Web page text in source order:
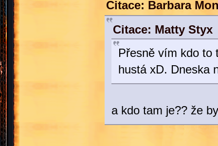
Citace: Barbara
Citace: Matty Styx
Přesně vím kdo
hustá xD. Dneska
a kdo tam je?? že